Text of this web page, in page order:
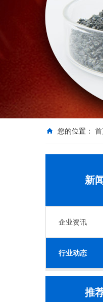
您的位置：
新
企业资讯
行业动态
推